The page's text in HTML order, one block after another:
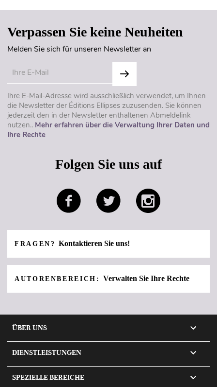
Verpassen Sie keine Neuheiten
Melden Sie sich für unseren Newsletter an
Ihre E-Mail-Adresse wird ausschließlich verwendet, um Ihnen
die Newsletter der Éditions Ellipses zuzusenden. Sie können
jederzeit den in der Newsletter enthaltenen Abmeldelink
nutzen.. Mehr erfahren über die Verwaltung Ihrer Daten und
Ihre Rechte
Folgen Sie uns auf
FRAGEN?Kontaktieren Sie uns!
AUTORENBEREICH: Verwalten Sie Ihre Rechte
ÜBER UNS 
DIENSTLEISTUNGEN 
SPEZIELLE BEREICHE 